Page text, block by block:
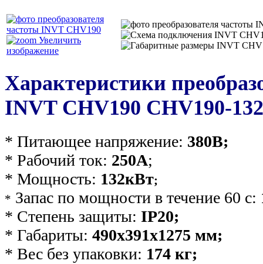
Увеличить
изображение
Характеристики
INVT CHV190 CHV190-
* Питающее напряжение: 380В;
* Рабочий ток: 250А;
* Мощность: 132кВт;
* Запас по мощности в течение 60 с:
* Степень защиты: IP20;
* Габариты: 490x391x1275 мм;
* Вес без упаковки: 174 кг;